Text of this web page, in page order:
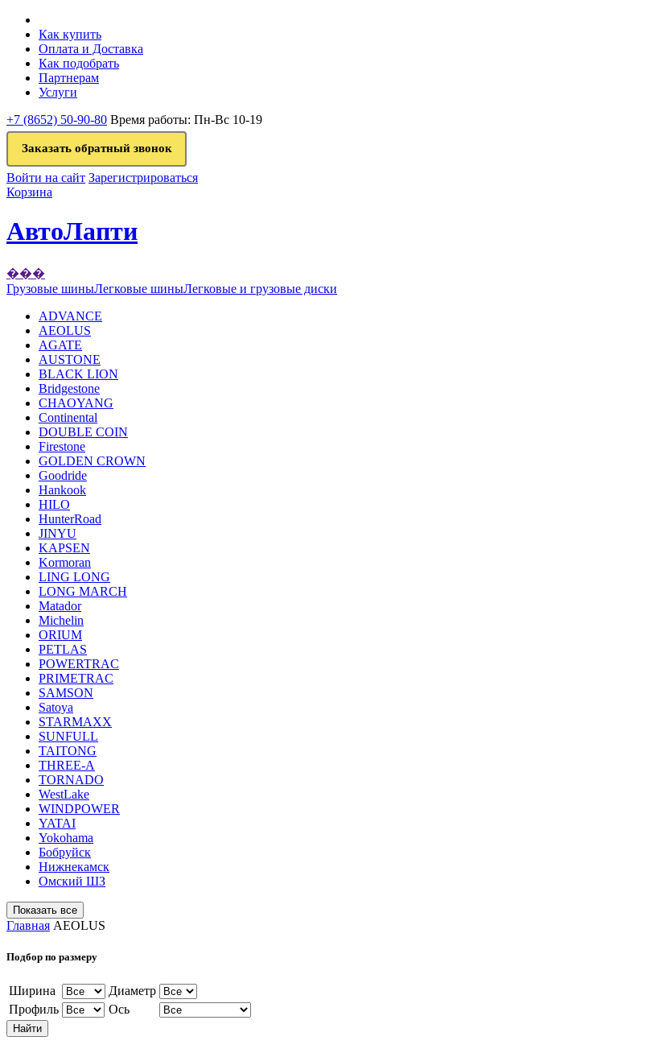
Как купить
Оплата и Доставка
Как подобрать
Партнерам
Услуги
+7 (8652) 50-90-80 Время работы: Пн-Вс 10-19
Заказать обратный звонок
Войти на сайт Зарегистрироваться
Корзина
АвтоЛапти
���
Грузовые шиныЛегковые шиныЛегковые и грузовые диски
ADVANCE
AEOLUS
AGATE
AUSTONE
BLACK LION
Bridgestone
CHAOYANG
Continental
DOUBLE COIN
Firestone
GOLDEN CROWN
Goodride
Hankook
HILO
HunterRoad
JINYU
KAPSEN
Kormoran
LING LONG
LONG MARCH
Matador
Michelin
ORIUM
PETLAS
POWERTRAC
PRIMETRAC
SAMSON
Satoya
STARMAXX
SUNFULL
TAITONG
THREE-A
TORNADO
WestLake
WINDPOWER
YATAI
Yokohama
Бобруйск
Нижнекамск
Омский ШЗ
Главная AEOLUS
Подбор по размеру
Ширина
Диаметр
Профиль
Ось